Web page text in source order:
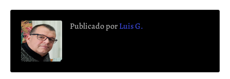
Publicado porLuis G.